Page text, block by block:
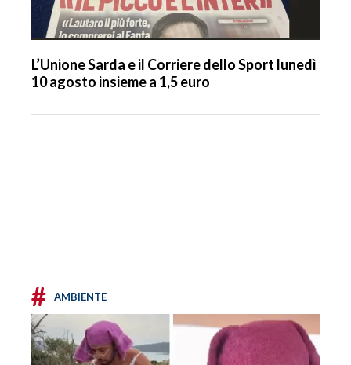
L’Unione Sarda e il Corriere dello Sport lunedì
10 agosto insieme a 1,5 euro
# AMBIENTE